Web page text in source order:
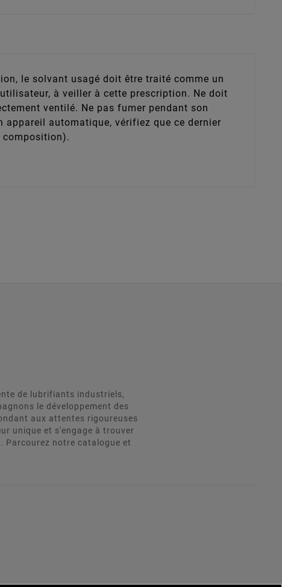
le solvant usagé doit être traité comme un
à veiller à cette prescription. Ne doit
ventilé. Ne pas fumer pendant son
automatique, vérifiez que ce dernier
composition).
de lubrifiants industriels,
le développement des
aux attentes rigoureuses
unique et s'engage à trouver
Parcourez notre catalogue et